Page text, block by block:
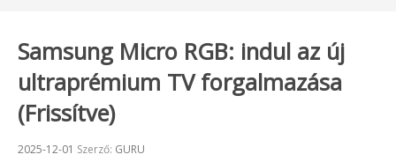
Samsung Micro RGB: indul az új
ultraprémium TV forgalmazása
(Frissítve)
Beküldve:
2025-12-01 Szerző: GURU